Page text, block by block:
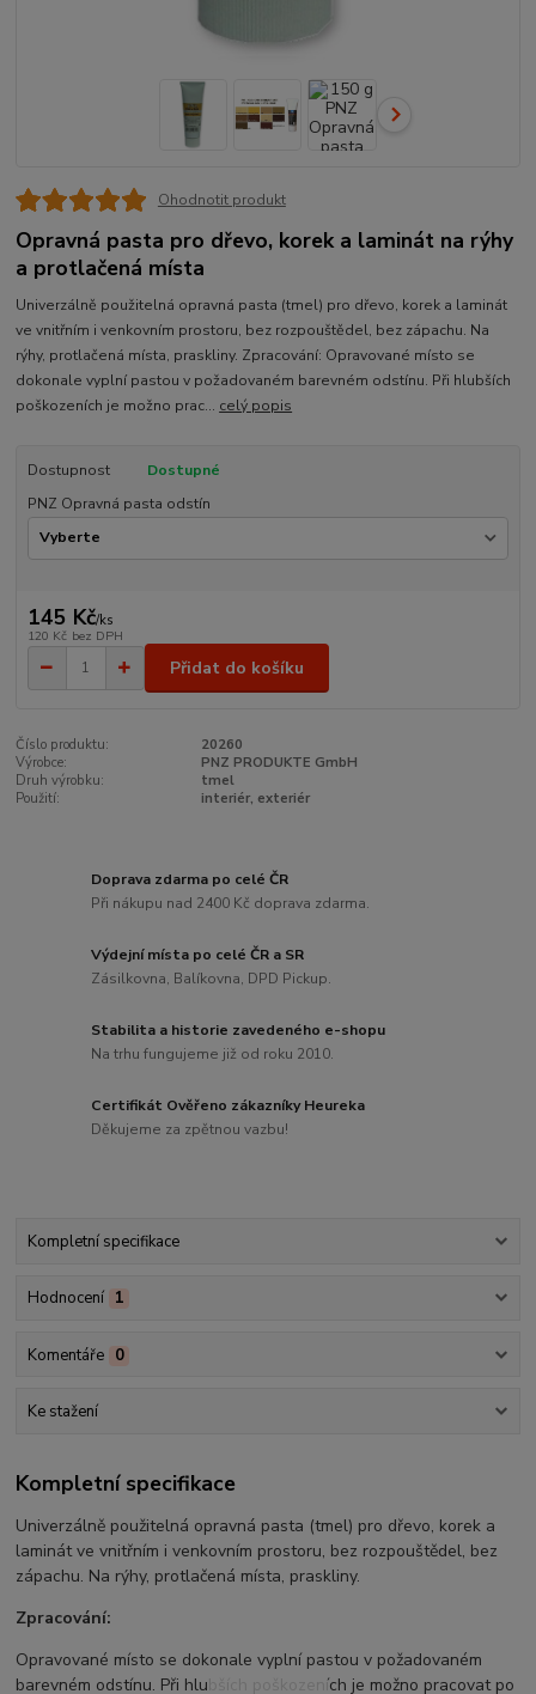
Ohodnotit produkt
Opravná pasta pro dřevo, korek a laminát na rýhy
a protlačená místa
Univerzálně použitelná opravná pasta (tmel) pro dřevo, korek a laminát
ve vnitřním i venkovním prostoru, bez rozpouštědel, bez zápachu. Na
rýhy, protlačená místa, praskliny. Zpracování: Opravované místo se
dokonale vyplní pastou v požadovaném barevném odstínu. Při hlubších
poškozeních je možno prac... celý popis
Dostupnost
Dostupné
PNZ Opravná pasta odstín
145 Kč/ks
120 Kč bez DPH
Přidat do košíku
Číslo produktu:
20260
Výrobce:
PNZ PRODUKTE GmbH
Druh výrobku:
tmel
Použití:
interiér, exteriér
Doprava zdarma po celé ČR
Při nákupu nad 2400 Kč doprava zdarma.
Výdejní místa po celé ČR a SR
Zásilkovna, Balíkovna, DPD Pickup.
Stabilita a historie zavedeného e-shopu
Na trhu fungujeme již od roku 2010.
Certifikát Ověřeno zákazníky Heureka
Děkujeme za zpětnou vazbu!
Kompletní specifikace
Hodnocení 1
Komentáře 0
Ke stažení
Kompletní specifikace
Univerzálně použitelná opravná pasta (tmel) pro dřevo, korek a
laminát ve vnitřním i venkovním prostoru, bez rozpouštědel, bez
zápachu. Na rýhy, protlačená místa, praskliny.
Zpracování:
Opravované místo se dokonale vyplní pastou v požadovaném
barevném odstínu. Při hlubších poškozeních je možno pracovat po